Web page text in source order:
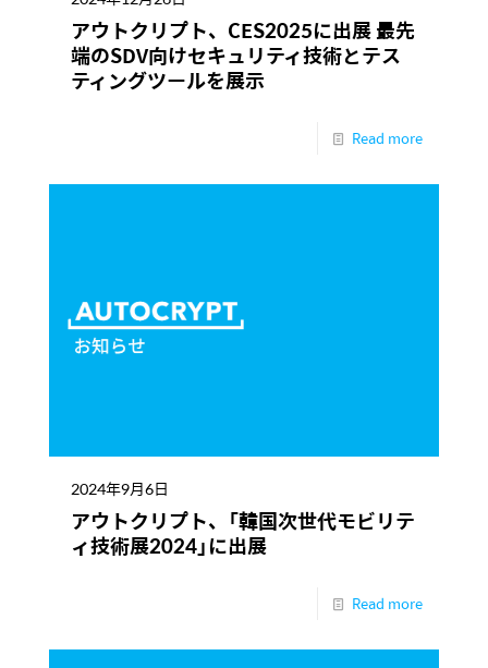
アウトクリプト、CES2025に出展 最先
端のSDV向けセキュリティ技術とテス
ティングツールを展示
Read more
2024年9月6日
アウトクリプト、「韓国次世代モビリテ
ィ技術展2024」に出展
Read more